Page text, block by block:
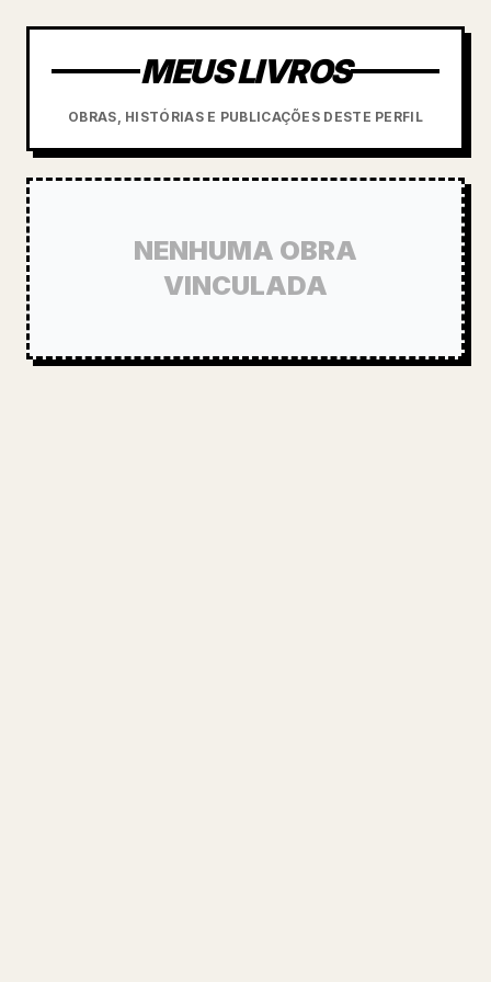
MEUS LIVROS
OBRAS, HISTÓRIAS E PUBLICAÇÕES DESTE PERFIL
NENHUMA OBRA
VINCULADA